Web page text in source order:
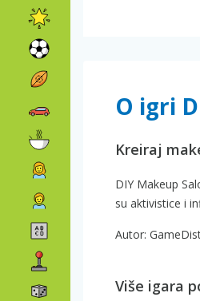
O igri
Kreiraj
DIY Makeup
su aktivistice i
Autor:
Više igara